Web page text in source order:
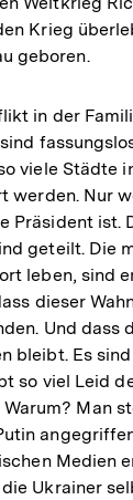
Krieg
geboren.
in der
viele Städte
werden. Nur
Präsident ist.
geteilt. Die
leben, sind
dieser
Und dass
bleibt. Es
so viel Leid
Man
Medien
Ukrainer